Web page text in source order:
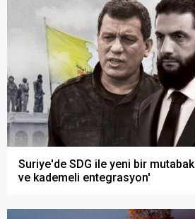
Suriye'de SDG ile yeni bir
ve kademeli entegrasyon'